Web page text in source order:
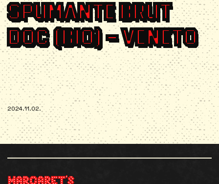
SPUMANTE BRUT
DOC (BIO) – VENETO
2024.11.02.